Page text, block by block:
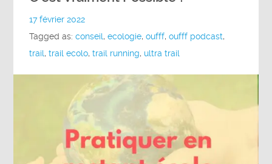
17 février 2022
Tagged as:conseil,ecologie,oufff,oufff podcast,
trail,trail ecolo,trail running, ultra trail